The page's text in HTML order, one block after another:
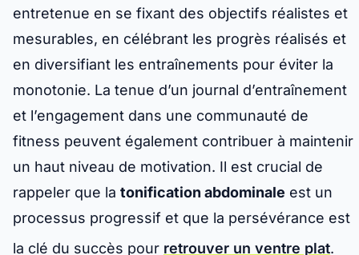
entretenue en se fixant des objectifs réalistes et
mesurables, en célébrant les progrès réalisés et
en diversifiant les entraînements pour éviter la
monotonie. La tenue d’un journal d’entraînement
et l’engagement dans une communauté de
fitness peuvent également contribuer à maintenir
un haut niveau de motivation. Il est crucial de
rappeler que la tonification abdominale est un
processus progressif et que la persévérance est
la clé du succès pour retrouver un ventre plat.